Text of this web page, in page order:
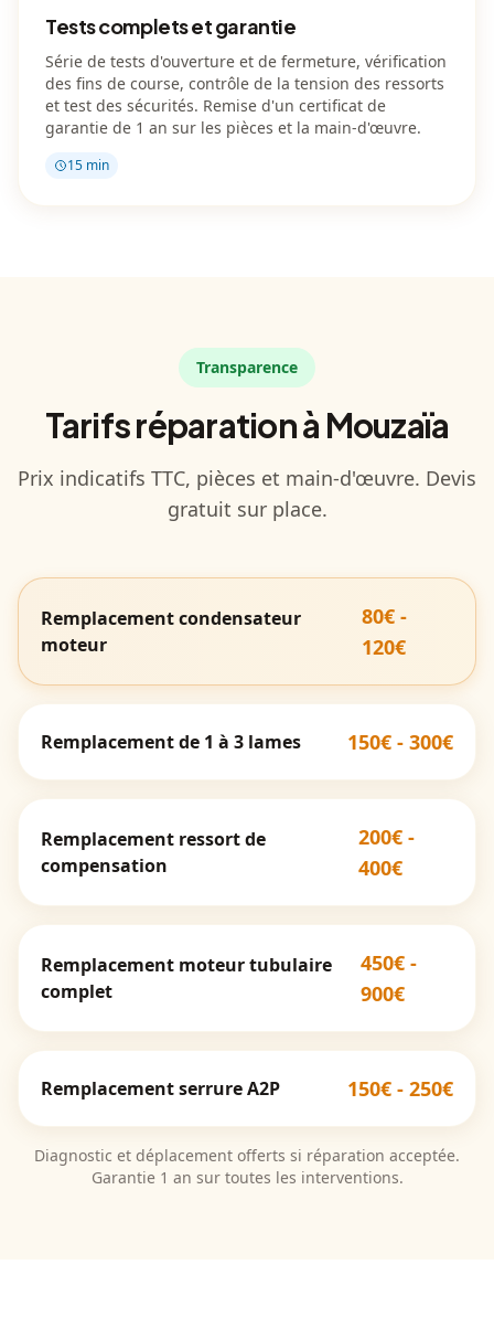
Tests complets et garantie
Série de tests d'ouverture et de fermeture, vérification
des fins de course, contrôle de la tension des ressorts
et test des sécurités. Remise d'un certificat de
garantie de 1 an sur les pièces et la main-d'œuvre.
15 min
Transparence
Tarifs réparation à Mouzaïa
Prix indicatifs TTC, pièces et main-d'œuvre. Devis
gratuit sur place.
Remplacement condensateur
moteur
80€ -
120€
Remplacement de 1 à 3 lames 150€ - 300€
Remplacement ressort de
compensation
200€ -
400€
Remplacement moteur tubulaire
complet
450€ -
900€
Remplacement serrure A2P 150€ - 250€
Diagnostic et déplacement offerts si réparation acceptée.
Garantie 1 an sur toutes les interventions.